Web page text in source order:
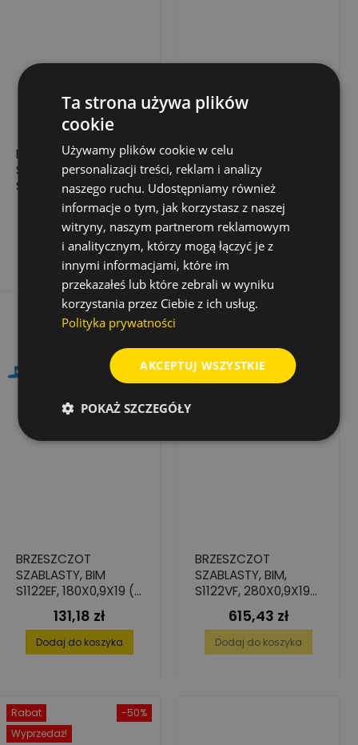
BRZESZCZOT
SZABLASTY, CARBIDE
S955CHM,
130X1,5X25 (1 SZT.)
Cena
125,15 zł
Dodaj do koszyka
BRZESZCZOT
SZABLASTY, BIM,
S1122BF, 180X0,9X19
(25 SZT.)
Cena
453,48 zł
Dodaj do koszyka
BRZESZCZOT
SZABLASTY, BIM
S1122EF, 180X0,9X19 (5
Cena
131,18 zł
Dodaj do koszyka
BRZESZCZOT
SZABLASTY, BIM,
S1122VF, 280X0,9X19
(25 SZT.)
Cena
615,43 zł
Dodaj do koszyka
-50%
Rabat
Wyprzedaż!
Ta strona używa plików
cookie
Używamy plików cookie w celu
personalizacji treści, reklam i analizy
naszego ruchu. Udostępniamy również
informacje o tym, jak korzystasz z naszej
witryny, naszym partnerom reklamowym
i analitycznym, którzy mogą łączyć je z
innymi informacjami, które im
przekazałeś lub które zebrali w wyniku
korzystania przez Ciebie z ich usług.
Polityka prywatności
AKCEPTUJ WSZYSTKIE
POKAŻ SZCZEGÓŁY